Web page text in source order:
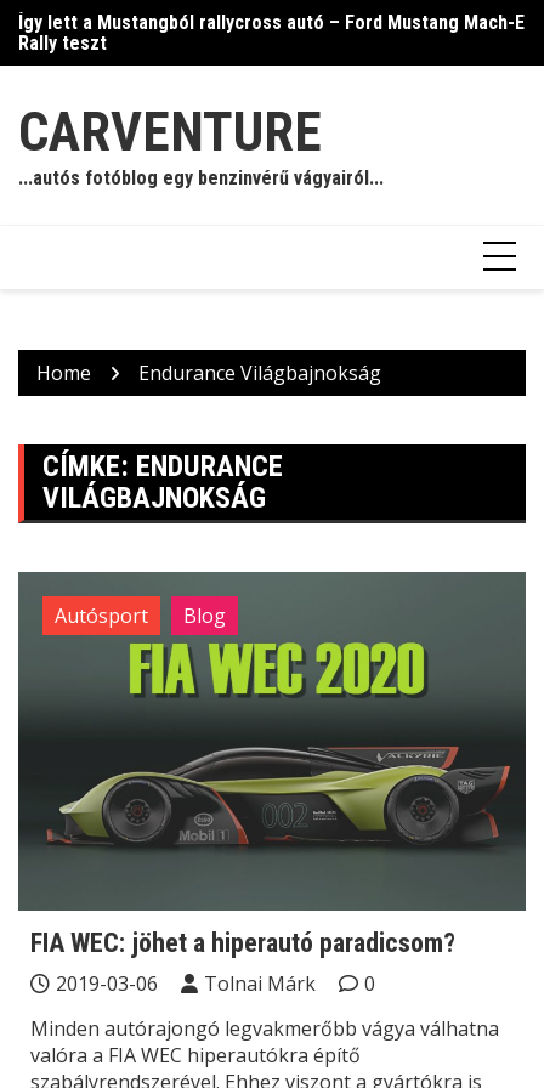
Skip
content
Így lett a Mustangból rallycross autó – Ford Mustang Mach-E
Rally teszt
CARVENTURE
...autós fotóblog egy benzinvérű vágyairól...
Home Endurance Világbajnokság
CÍMKE: ENDURANCE
VILÁGBAJNOKSÁG
Autósport Blog
FIA WEC: jöhet a hiperautó paradicsom?
2019-03-06 Tolnai Márk
0
Minden autórajongó legvakmerőbb vágya válhatna
valóra a FIA WEC hiperautókra építő
szabályrendszerével. Ehhez viszont a gyártókra is